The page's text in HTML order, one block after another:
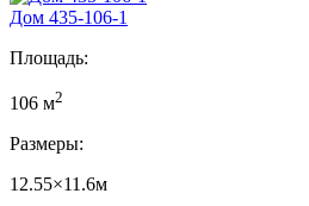
Дом 435-106-1
Площадь:
106 м2
Размеры:
12.55×11.6м